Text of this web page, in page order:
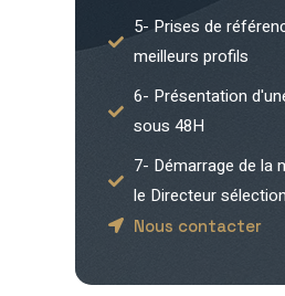
5- Prises de
meilleurs profils
6- Présentation
sous 48H
7- Démarrage de la
le Directeur
Nous contacter